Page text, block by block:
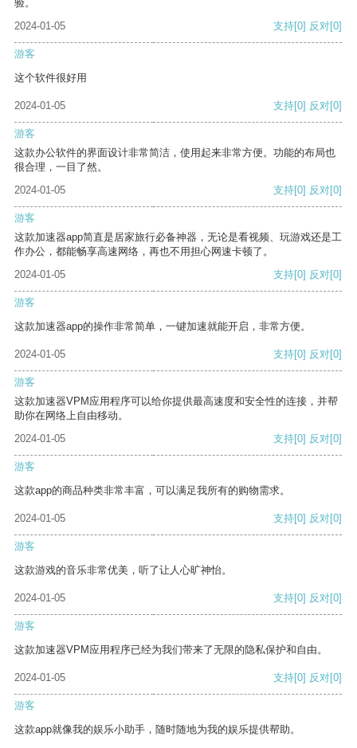
验。
2024-01-05
支持[0] 反对[0]
游客
这个软件很好用
2024-01-05 支持[0] 反对[0]
游客
这款办公软件的界面设计非常简洁，使用起来非常方便。功能的布局也
很合理，一目了然。
2024-01-05
支持[0] 反对[0]
游客
这款加速器app简直是居家旅行必备神器，无论是看视频、玩游戏还是工
作办公，都能畅享高速网络，再也不用担心网速卡顿了。
2024-01-05
支持[0] 反对[0]
游客
这款加速器app的操作非常简单，一键加速就能开启，非常方便。
2024-01-05 支持[0] 反对[0]
游客
这款加速器VPM应用程序可以给你提供最高速度和安全性的连接，并帮
助你在网络上自由移动。
2024-01-05
支持[0] 反对[0]
游客
这款app的商品种类非常丰富，可以满足我所有的购物需求。
2024-01-05 支持[0] 反对[0]
游客
这款游戏的音乐非常优美，听了让人心旷神怡。
2024-01-05 支持[0] 反对[0]
游客
这款加速器VPM应用程序已经为我们带来了无限的隐私保护和自由。
2024-01-05 支持[0] 反对[0]
游客
这款app就像我的娱乐小助手，随时随地为我的娱乐提供帮助。